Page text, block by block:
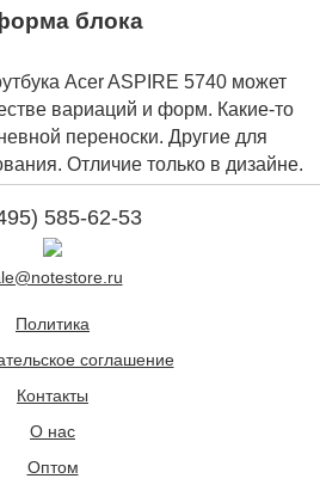
блока
Acer ASPIRE 5740 может
вариаций и форм. Какие-то
переноски. Другие для
Отличие только в дизайне.
585-62-53
Политика
соглашение
Контакты
О нас
Оптом